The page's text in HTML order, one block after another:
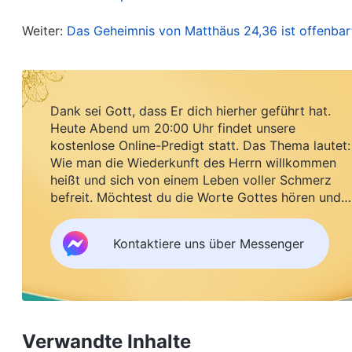
daß anfange das Gericht an dem Hause Gottes.“
richten am Jüngsten Tage.
…
ihm die Ehre; denn die Zeit seines Gerichts ist
Himmel und Erde und Meer und Wasserbrunnen.
machen zum Pfeiler in dem Tempel meines
(Offenbarung 3,12) „Ich habe euch noch viel zu
jener, der Geist der Wahrheit, kommen wird,
von sich selber reden; sondern was er hören
euch verkünden.“(Johannes 16,12-13)Und die
Menschen wirkte, vollendete Er nur die
Erlösung
Menschen völlig vor dem Einfluss Satans zu
Weiter: Das Geheimnis von Matthäus 24,36 ist
Dank sei Gott, dass Er dich hierher geführt hat.
Heute Abend um 20:00 Uhr findet unsere
kostenlose Online-Predigt statt. Das Thema lautet:
Wie man die Wiederkunft des Herrn willkommen
heißt und sich von einem Leben voller Schmerz
befreit. Möchtest du die Worte Gottes hören und
Segen empfangen?
Kontaktiere uns über Messenger
Verwandte Inhalte